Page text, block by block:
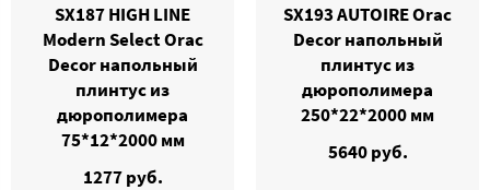
SX187 HIGH LINE
Modern Select Orac
Decor напольный
плинтус из
дюрополимера
75*12*2000 мм
1277 руб.
SX193 AUTOIRE Orac
Decor напольный
плинтус из
дюрополимера
250*22*2000 мм
5640 руб.